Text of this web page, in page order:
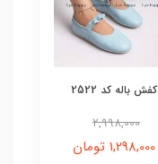
کفش باله کد 2522
2,998,000
1,298,000 تومان